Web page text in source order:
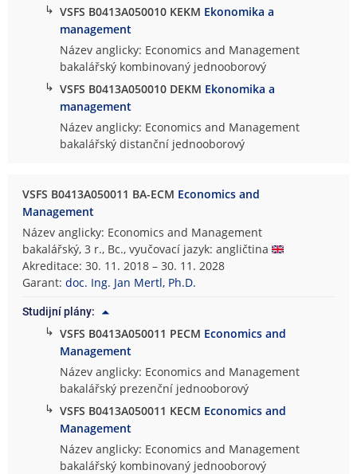
↳ VSFS B0413A050010 KEKM Ekonomika a
management
Název anglicky: Economics and Management
bakalářský kombinovaný jednooborový
↳ VSFS B0413A050010 DEKM Ekonomika a
management
Název anglicky: Economics and Management
bakalářský distanční jednooborový
VSFS B0413A050011 BA-ECM Economics and
Management
Název anglicky: Economics and Management
bakalářský, 3 r., Bc., vyučovací jazyk: angličtina
Akreditace: 30. 11. 2018 – 30. 11. 2028
Garant:doc. Ing. Jan Mertl, Ph.D.
Studijní plány:
↳ VSFS B0413A050011 PECM Economics and
Management
Název anglicky: Economics and Management
bakalářský prezenční jednooborový
↳ VSFS B0413A050011 KECM Economics and
Management
Název anglicky: Economics and Management
bakalářský kombinovaný jednooborový